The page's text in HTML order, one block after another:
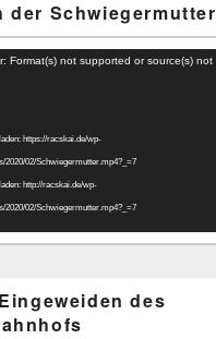
der Schwiegermutter
Format(s) not supported or source(s) not
https://racskai.de/wp-
2020/02/Schwiegermutter.mp4?_=7
http://racskai.de/wp-
2020/02/Schwiegermutter.mp4?_=7
des